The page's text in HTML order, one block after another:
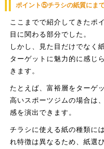
ポイント⑤チラシの紙質にま
ここまでで紹介してきたポ
目に関わる部分でした。
しかし、見た目だけでなく
ターゲットに魅力的に感じ
きます。
たとえば、富裕層をターゲ
高いスポーツジムの場合は
感を演出できます。
チラシに使える紙の種類に
れ特徴は異なるため、紙選